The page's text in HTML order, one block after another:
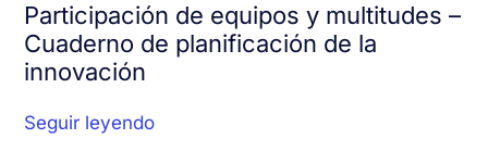
Participación de equipos y multitudes –
Cuaderno de planificación de la
innovación
Seguir leyendo